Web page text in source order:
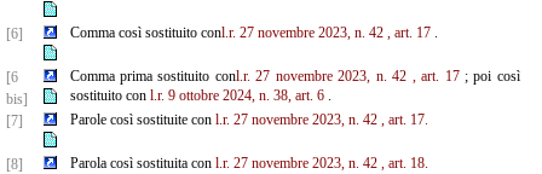
[6] Comma così sostituito conl.r. 27 novembre 2023, n. 42 , art. 17.
[6
bis]
Comma prima sostituito conl.r. 27 novembre 2023, n. 42 , art. 17; poi così
sostituito con l.r. 9 ottobre 2024, n. 38, art. 6.
[7]
Parole così sostituite con l.r. 27 novembre 2023, n. 42 , art. 17.
[8] Parola così sostituita con l.r. 27 novembre 2023, n. 42 , art. 18.